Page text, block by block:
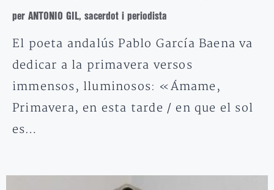
per ANTONIO GIL, sacerdot i periodista
El poeta andalús Pablo García Baena va
dedicar a la primavera versos
immensos, lluminosos: «Ámame,
Primavera, en esta tarde / en que el sol
es…